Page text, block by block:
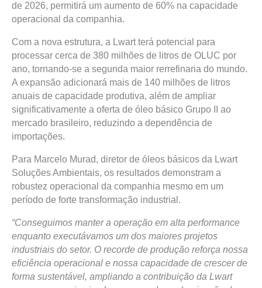
de 2026, permitirá um aumento de 60% na capacidade
operacional da companhia.
Com a nova estrutura, a Lwart terá potencial para
processar cerca de 380 milhões de litros de OLUC por
ano, tornando-se a segunda maior rerrefinaria do mundo.
A expansão adicionará mais de 140 milhões de litros
anuais de capacidade produtiva, além de ampliar
significativamente a oferta de óleo básico Grupo II ao
mercado brasileiro, reduzindo a dependência de
importações.
Para Marcelo Murad, diretor de óleos básicos da Lwart
Soluções Ambientais, os resultados demonstram a
robustez operacional da companhia mesmo em um
período de forte transformação industrial.
“Conseguimos manter a operação em alta performance
enquanto executávamos um dos maiores projetos
industriais do setor. O recorde de produção reforça nossa
eficiência operacional e nossa capacidade de crescer de
forma sustentável, ampliando a contribuição da Lwart